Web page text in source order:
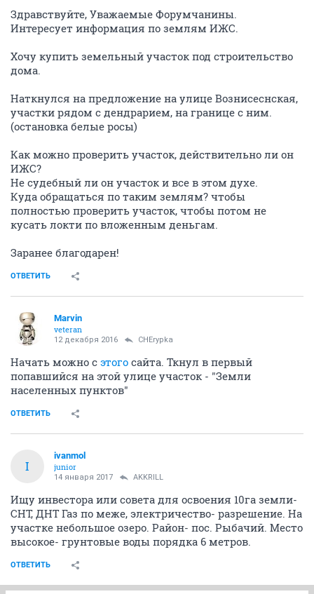
Здравствуйте, Уважаемые Форумчанины.
Интересует информация по землям ИЖС.
Хочу купить земельный участок под строительство
дома.
Наткнулся на предложение на улице Вознисеснская,
участки рядом с дендрарием, на границе с ним.
(остановка белые росы)
Как можно проверить участок, действительно ли он
ИЖС?
Не судебный ли он участок и все в этом духе.
Куда обращаться по таким землям? чтобы
полностью проверить участок, чтобы потом не
кусать локти по вложенным деньгам.
Заранее благодарен!
ОТВЕТИТЬ
Mаrvin
veteran
12 декабря 2016 CHErypka
Начать можно с этого сайта. Ткнул в первый
попавшийся на этой улице участок - "Земли
населенных пунктов"
ОТВЕТИТЬ
I
ivanmol
junior
14 января 2017 AKKRILL
Ищу инвестора или совета для освоения 10га земли-
СНТ, ДНТ Газ по меже, электричество- разрешение. На
участке небольшое озеро. Район- пос. Рыбачий. Место
высокое- грунтовые воды порядка 6 метров.
ОТВЕТИТЬ